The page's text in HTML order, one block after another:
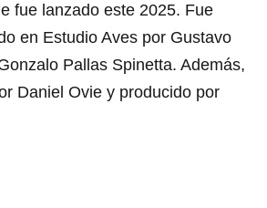
fue lanzado este 2025. Fue
en Estudio Aves por Gustavo
Pallas Spinetta. Además,
Daniel Ovie y producido por